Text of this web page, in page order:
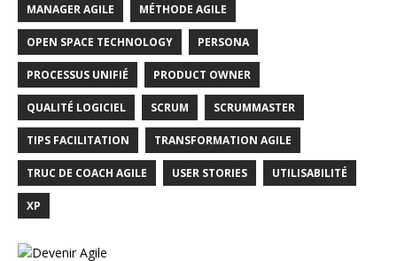
MANAGER AGILE MÉTHODE AGILE
OPEN SPACE TECHNOLOGY PERSONA
PROCESSUS UNIFIÉ PRODUCT OWNER
QUALITÉ LOGICIEL SCRUM SCRUMMASTER
TIPS FACILITATION TRANSFORMATION AGILE
TRUC DE COACH AGILE USER STORIES UTILISABILITÉ
XP